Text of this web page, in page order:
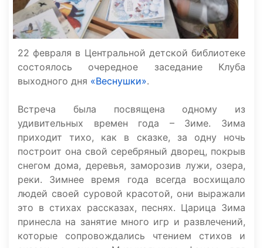
22 февраля в Центральной детской библиотеке
состоялось очередное заседание Клуба
выходного дня «Веснушки».
Встреча была посвящена одному из
удивительных времен года – Зиме. Зима
приходит тихо, как в сказке, за одну ночь
построит она свой серебряный дворец, покрыв
снегом дома, деревья, заморозив лужи, озера,
реки. Зимнее время года всегда восхищало
людей своей суровой красотой, они выражали
это в стихах рассказах, песнях. Царица Зима
принесла на занятие много игр и развлечений,
которые сопровождались чтением стихов и